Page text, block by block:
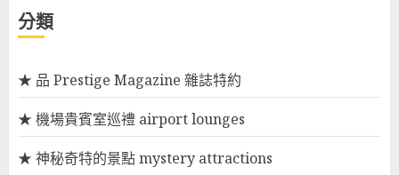
分類
★ 品 Prestige Magazine 雜誌特約
★ 機場貴賓室巡禮 airport lounges
★ 神秘奇特的景點 mystery attractions